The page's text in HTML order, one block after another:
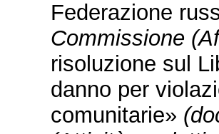
Federazione
Commissione
risoluzione sul
danno per
comunitarie»